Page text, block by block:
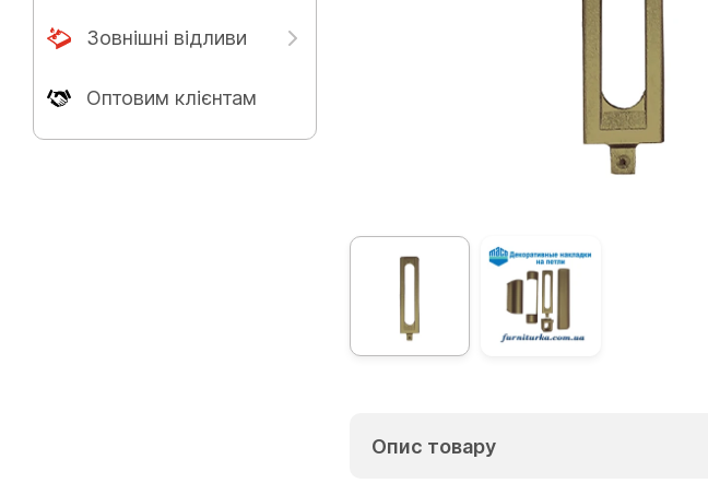
Зовнішні відливи
Оптовим клієнтам
Опис товару